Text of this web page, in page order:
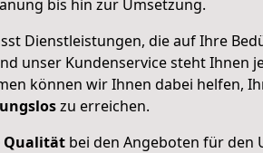
bis hin zur Umsetzung.
Dienstleistungen, die auf Ihre
unser Kundenservice steht Ihnen
können wir Ihnen dabei helfen,
zu erreichen.
Qualität bei den Angeboten für den